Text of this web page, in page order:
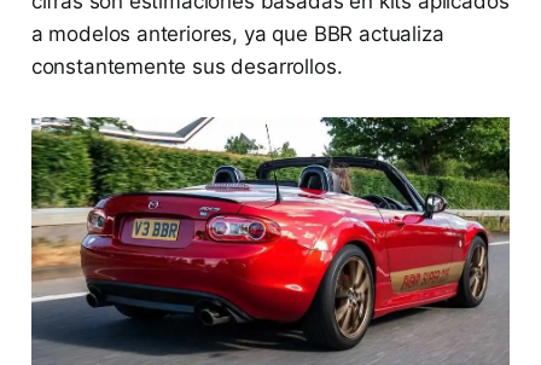
a modelos anteriores, ya que BBR actualiza
constantemente sus desarrollos.